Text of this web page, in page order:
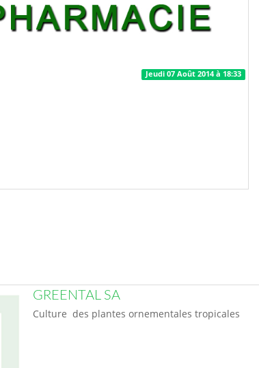
Jeudi 07 Août 2014 à 18:33
GREENTAL SA
Culture des plantes ornementales tropicales